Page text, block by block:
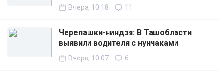
Вчера, 10:18 11
Черепашки-ниндзя: В Ташобласти
выявили водителя с нунчаками
Вчера, 10:07 6